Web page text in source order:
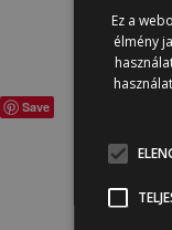
Save
Ez a
élmény